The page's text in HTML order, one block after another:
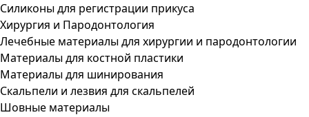
Силиконы для регистрации прикуса
Хирургия и Пародонтология
Лечебные материалы для хирургии и пародонтологии
Материалы для костной пластики
Материалы для шинирования
Скальпели и лезвия для скальпелей
Шовные материалы